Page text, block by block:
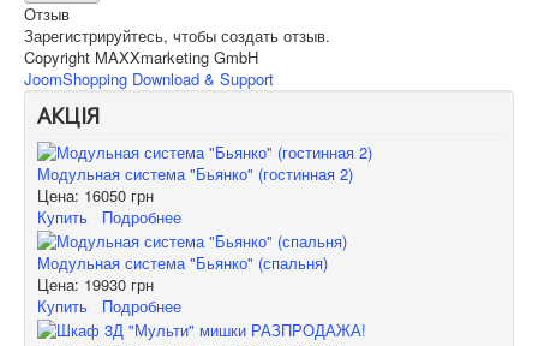
Отзыв
Зарегистрируйтесь, чтобы создать отзыв.
Copyright MAXXmarketing GmbH
JoomShopping Download & Support
АКЦІЯ
Модульная система "Бьянко" (гостинная 2)
Цена: 16050 грн
Купить
Подробнее
Модульная система "Бьянко" (спальня)
Цена: 19930 грн
Купить
Подробнее